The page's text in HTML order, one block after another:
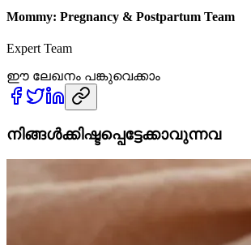
Mommy: Pregnancy & Postpartum Team
Expert Team
ഈ ലേഖനം പങ്കുവെക്കാം
നിങ്ങൾക്കിഷ്ടപ്പെട്ടേക്കാവുന്നവ